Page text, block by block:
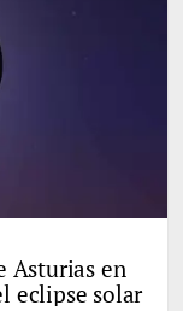
Asturias en
eclipse solar